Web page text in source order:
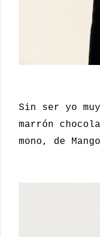
Sin ser yo
marrón
mono, de